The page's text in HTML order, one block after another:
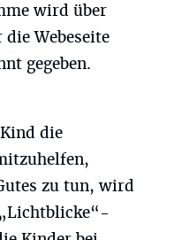
wird über
Webeseite
gegeben.
die
zu tun, wird